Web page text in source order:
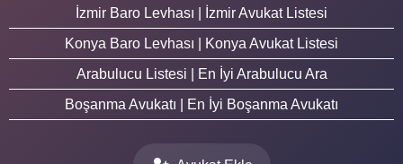
İzmir Baro Levhası | İzmir Avukat Listesi
Konya Baro Levhası | Konya Avukat Listesi
Arabulucu Listesi | En İyi Arabulucu Ara
Boşanma Avukatı | En İyi Boşanma Avukatı